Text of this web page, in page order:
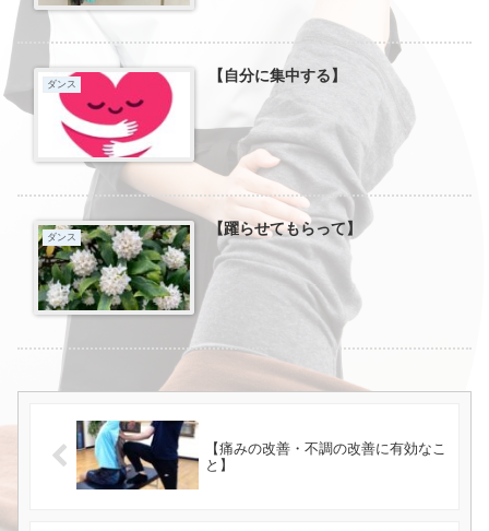
ダンス 【自分に集中する】
ダンス 【躍らせてもらって】
【痛みの改善・不調の改善に有効なこ
と】